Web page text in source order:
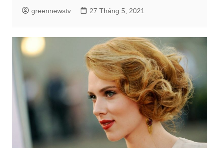
greennewstv 27 Tháng 5, 2021